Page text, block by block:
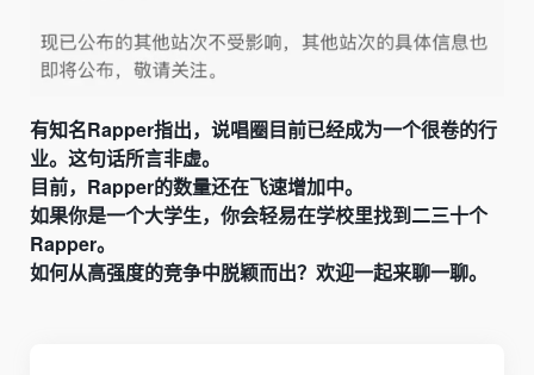
有知名Rapper指出，说唱圈目前已经成为一个很卷的行
业。这句话所言非虚。
目前，Rapper的数量还在飞速增加中。
如果你是一个大学生，你会轻易在学校里找到二三十个
Rapper。
如何从高强度的竞争中脱颖而出？欢迎一起来聊一聊。